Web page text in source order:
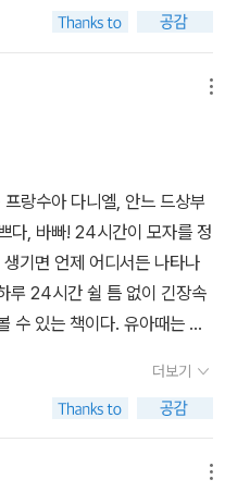
같다고요? 그러니 소방관
갖춰야 할 것도 정말 많아요. 사
도 선뜻 대신할 수 없는 일이
재난 현장, 고단한 훈련 과정,
리 집 근처에 세상에서 가장
요!
고가 우리 사회를 잘 유지하
가 있겠습니다.이런 의미에서
다. 사실 제목이 조금 '유
니다. '삐뽀삐뽀' 의성어 곁들
아는 기본적 내용만 담고 있
어른인 저도 잘 몰랐던 내용이
합니다. 초등고학년에게도 충
았습니다. *이 책은 소방관이
시작합니다. 화재 경보가 없
소식을 공유하고 펌프식 물
관이 없다보니 온 마을사람
오늘날엔 소방관이 전문적으
쁘다 바빠! 소방관 24시]는
의훈련을 하는지, 틈틈히 장
랑수아 다니엘, 안느 드상부
, 바빠! 24시간이 모자를 정
기면 언제 어디서든 나타나
루 24시간 쉴 틈 없이 긴장속
수 있는 책이다. 유아때는 소
급한 상황을 빨리 해결해야
간 소방차를 보고 눈이 휘둥
감동이 담겨있다. 초등학교
는 아파트에서도 소화기 점
더보기